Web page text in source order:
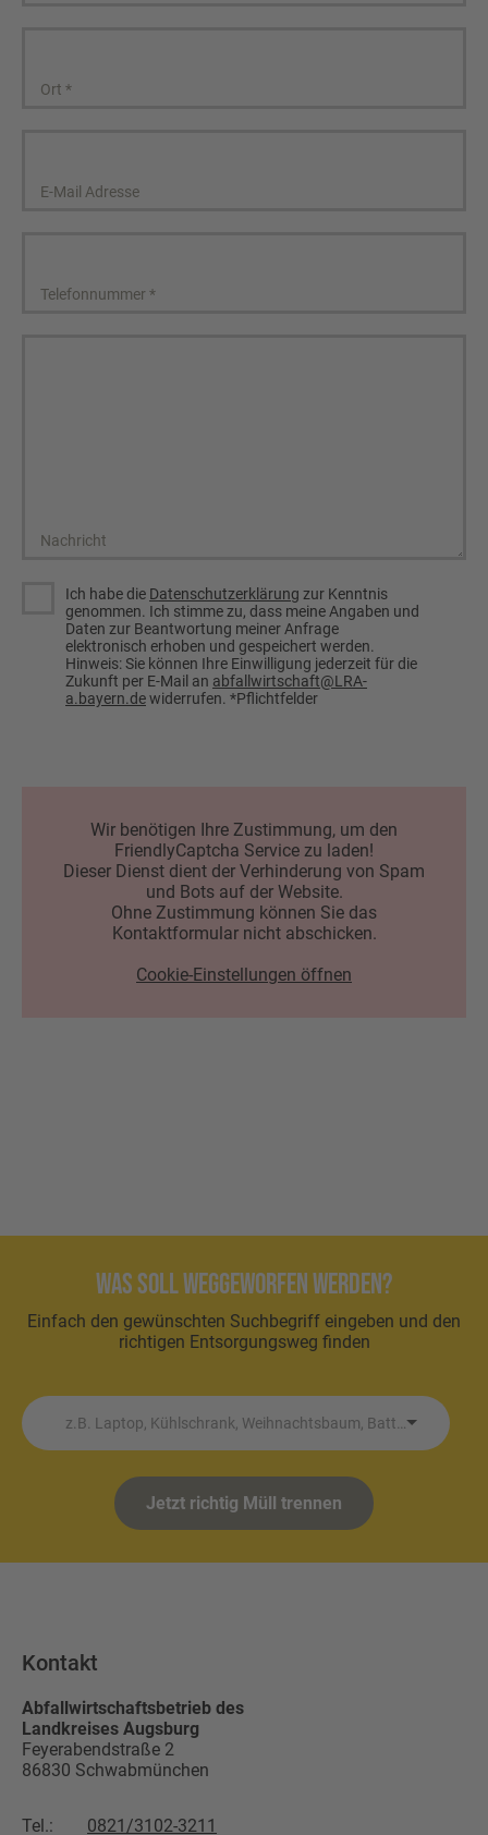
Ort *
E-Mail Adresse
Telefonnummer *
Nachricht
Ich habe die Datenschutzerklärung zur Kenntnis
genommen. Ich stimme zu, dass meine Angaben und
Daten zur Beantwortung meiner Anfrage
elektronisch erhoben und gespeichert werden.
Hinweis: Sie können Ihre Einwilligung jederzeit für die
Zukunft per E-Mail an abfallwirtschaft@LRA-
a.bayern.dewiderrufen. *Pflichtfelder
Wir benötigen Ihre Zustimmung, um den
FriendlyCaptcha Service zu laden!
Dieser Dienst dient der Verhinderung von Spam
und Bots auf der Website.
Ohne Zustimmung können Sie das
Kontaktformular nicht abschicken.
Cookie-Einstellungen öffnen
Was soll weggeworfen werden?
Einfach den gewünschten Suchbegriff eingeben und den
richtigen Entsorgungsweg finden
Jetzt richtig Müll trennen
Kontakt
Abfallwirtschaftsbetrieb des
Landkreises Augsburg
Feyerabendstraße 2
86830 Schwabmünchen
Tel.:
0821/3102-3211